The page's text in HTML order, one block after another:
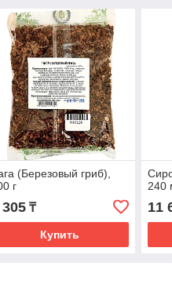
(Березовый гриб),
г
305₸
Купить
240
11